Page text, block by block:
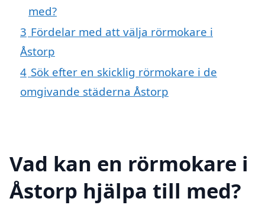
med?
3 Fördelar med att välja rörmokare i
Åstorp
4 Sök efter en skicklig rörmokare i de
omgivande städerna Åstorp
Vad kan en rörmokare i
Åstorp hjälpa till med?